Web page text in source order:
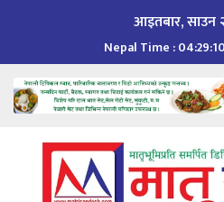
आइतबार, साउन
Nepal Time :